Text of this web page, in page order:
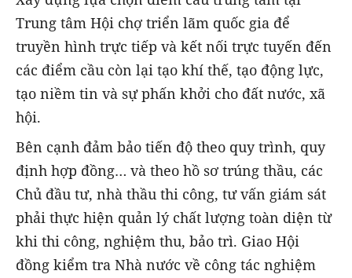
Trung tâm Hội chợ triển lãm quốc gia để
truyền hình trực tiếp và kết nối trực tuyến đến
các điểm cầu còn lại tạo khí thế, tạo động lực,
tạo niềm tin và sự phấn khởi cho đất nước, xã
hội.
Bên cạnh đảm bảo tiến độ theo quy trình, quy
định hợp đồng… và theo hồ sơ trúng thầu, các
Chủ đầu tư, nhà thầu thi công, tư vấn giám sát
phải thực hiện quản lý chất lượng toàn diện từ
khi thi công, nghiệm thu, bảo trì. Giao Hội
đồng kiểm tra Nhà nước về công tác nghiệm